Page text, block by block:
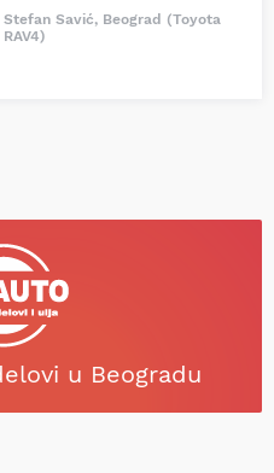
Stefan Savić, Beograd (Toyota
RAV4)
u Beogradu